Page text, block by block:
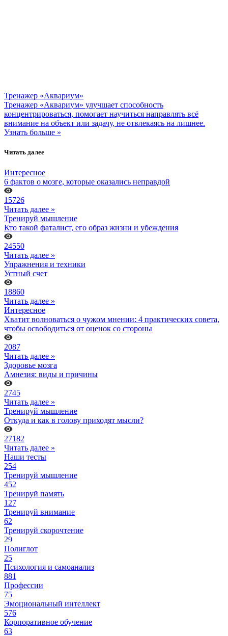
Тренажер «Аквариум»
Тренажер «Аквариум» улучшает способность
концентрироваться, помогает научиться направлять всё
внимание на объект или задачу, не отвлекаясь на лишнее.
Узнать больше »
Читать далее
Интересное
6 фактов о мозге, которые оказались неправдой
15726
Читать далее »
Тренируй мышление
Кто такой фаталист, его образ жизни и убеждения
24550
Читать далее »
Упражнения и техники
Устный счет
18860
Читать далее »
Интересное
Хватит волноваться о чужом мнении: 4 практических совета,
чтобы освободиться от оценок со стороны
2087
Читать далее »
Здоровье мозга
Амнезия: виды и причины
2745
Читать далее »
Тренируй мышление
Откуда и как в голову приходят мысли?
27182
Читать далее »
Наши тесты
254
Тренируй мышление
452
Тренируй память
127
Тренируй внимание
62
Тренируй скорочтение
29
Полиглот
25
Психология и самоанализ
881
Профессии
75
Эмоциональный интеллект
576
Корпоративное обучение
63